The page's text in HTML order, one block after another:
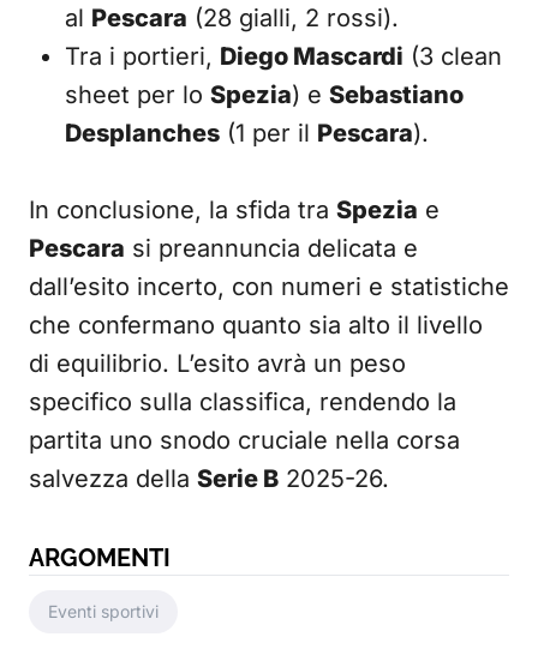
al Pescara (28 gialli, 2 rossi).
Tra i portieri, Diego Mascardi (3 clean
sheet per lo Spezia) e Sebastiano
Desplanches (1 per il Pescara).
In conclusione, la sfida tra Spezia e
Pescara si preannuncia delicata e
dall’esito incerto, con numeri e statistiche
che confermano quanto sia alto il livello
di equilibrio. L’esito avrà un peso
specifico sulla classifica, rendendo la
partita uno snodo cruciale nella corsa
salvezza della Serie B 2025-26.
ARGOMENTI
Eventi sportivi